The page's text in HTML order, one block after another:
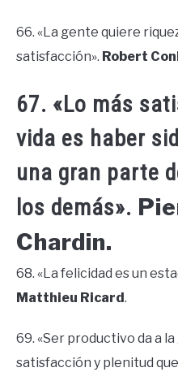
66. «La gente quiere
satisfacción». Robert
67. «Lo más
vida es haber
una gran parte
los demás».
Chardin.
68. «La felicidad es un
Matthieu Ricard.
69. «Ser productivo da a
satisfacción y plenitud